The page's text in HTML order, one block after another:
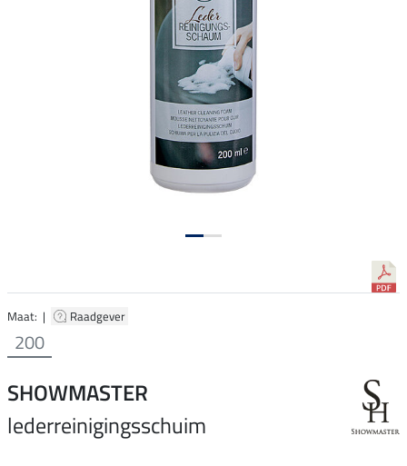
Maat: | Raadgever
200
SHOWMASTER
lederreinigingsschuim